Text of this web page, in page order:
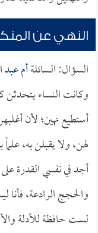
النهي عن
السؤال: السائلةأم عبد
وكانت النساء يتحدثن
أستطيع نهين؛ لأن
لهن، ولا يقبلن به،
أجد في نفسي القدرة
والحجج الرادعة،
لست حافظة للأدلة